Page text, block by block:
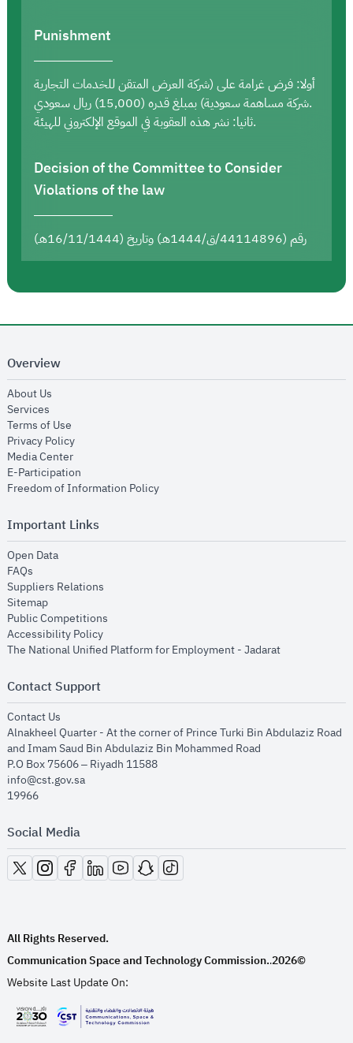
Punishment
أولا: فرض غرامة على (شركة العرض المتقن للخدمات التجارية
شركة مساهمة سعودية) بمبلغ قدره (15,000) ريال سعودي.
ثانيا: نشر هذه العقوبة في الموقع الإلكتروني للهيئة.
Decision of the Committee to Consider
Violations of the law
رقم (44114896/ق/1444هـ) وتاريخ (16/11/1444هـ)
Overview
About Us
Services
Terms of Use
Privacy Policyopens in new window
Media Centeropens in new window
E-Participation
Freedom of Information Policyopens in new window
Important Links
Open Dataopens in new window
FAQs
Suppliers Relations
Sitemapopens in new window
Public Competitions
Accessibility Policyopens in new window
The National Unified Platform for Employment - Jadaratopens in new
Contact Support
Contact Us
Alnakheel Quarter - At the corner of Prince Turki Bin Abdulaziz Road
and Imam Saud Bin Abdulaziz Bin Mohammed Road​
P.O Box 75606 – Riyadh 11588
info@cst.gov.sa
19966
Social Media
opens in new window
opens in new window
opens in new window
opens in new window
opens in new window
opens in new window
opens in new window
All Rights Reserved.
Communication Space and Technology Commission..2026©
Website Last Update On:
opens in new window